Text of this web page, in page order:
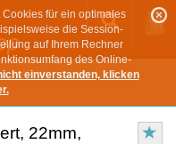
für ein optimales
die Session-
auf Ihrem Rechner
des Online-
einverstanden, klicken
22mm,